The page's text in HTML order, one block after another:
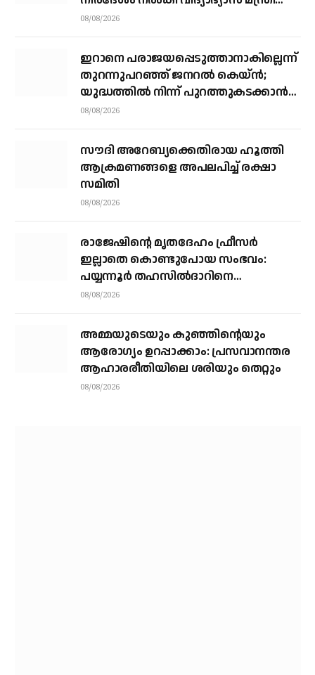
എന്‍ ഷംസുദ്ദീന്‍
08/08/2026
ഇറാനെ പരാജയപ്പെടുത്താനാകില്ലെന്ന്
തുറന്നുപറഞ്ഞ് ജനറല്‍ കെയ്ന്‍;
യുദ്ധത്തില്‍ നിന്ന് പുറത്തുകടക്കാന്‍
വഴികാണണമെന്നും ആവശ്യം
08/08/2026
സൗദി അറേബ്യക്കെതിരായ ഹൂത്തി
ആക്രമണങ്ങളെ അപലപിച്ച് രക്ഷാ
സമിതി
08/08/2026
രാജേഷിന്റെ മൃതദേഹം ഫ്രീസർ
ഇല്ലാതെ കൊണ്ടുപോയ സംഭവം:
പയ്യന്നൂർ തഹസിൽദാറിനെ
സസ്പെൻഡ് ചെയ്യാൻ നിർദ്ദേശം
08/08/2026
അമ്മയുടെയും കുഞ്ഞിന്റെയും
ആരോഗ്യം ഉറപ്പാക്കാം: പ്രസവാനന്തര
ആഹാരരീതിയിലെ ശരിയും തെറ്റും
08/08/2026